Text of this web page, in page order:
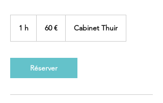
1 h 60 € Cabinet Thuir
Réserver